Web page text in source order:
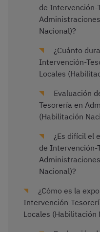
de Intervención-
Nacional)?
¿Cuánto
Intervención-
Locales
Evaluación
Tesorería en
(Habilitación
¿Es difícil el
de Intervención-
Nacional)?
¿Cómo es la
Intervención-
Locales (Habilitación